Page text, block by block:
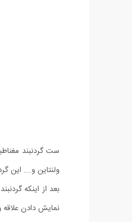
ست گردنبند
ولنتاین و…. این
بعد از اینکه
نمایش دادن